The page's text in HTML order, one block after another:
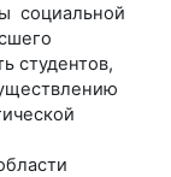
социальной
студентов,